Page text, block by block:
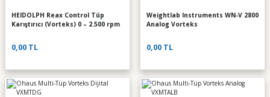
HEIDOLPH Reax Control Tüp
Karıştırıcı (Vorteks) 0 – 2.500 rpm
0,00 TL
Weightlab Instruments WN-V 2800
Analog Vorteks
0,00 TL